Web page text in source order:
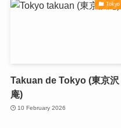
Tokyo
Takuan de Tokyo (東京沢
庵)
10 February 2026